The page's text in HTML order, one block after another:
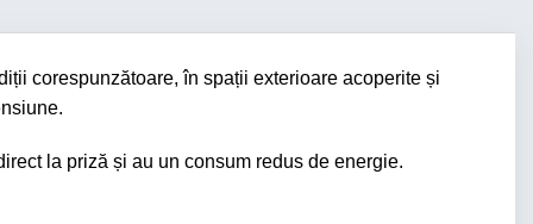
corespunzătoare, în spații exterioare acoperite și
la priză și au un consum redus de energie.